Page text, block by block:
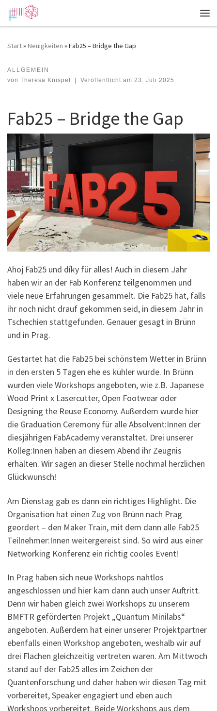
Zum Inhalt springen
Start»Neuigkeiten »Fab25 – Bridge the Gap
ALLGEMEIN
von Theresa Knispel | Veröffentlicht am 23. Juli 2025
Fab25 – Bridge the Gap
Ahoj Fab25 und díky für alles! Auch in diesem Jahr
haben wir an der Fab Konferenz teilgenommen und
viele neue Erfahrungen gesammelt. Die Fab25 hat, falls
ihr noch nicht drauf gekommen seid, in diesem Jahr in
Tschechien stattgefunden. Genauer gesagt in Brünn
und in Prag.
Gestartet hat die Fab25 bei schönstem Wetter in Brünn
in den ersten 5 Tagen ehe es kühler wurde. In Brünn
wurden viele Workshops angeboten, wie z.B. Japanese
Wood Print x Lasercutter, Open Footwear oder
Designing the Reuse Economy. Außerdem wurde hier
die Graduation Ceremony für alle Absolvent:Innen der
diesjährigen FabAcademy veranstaltet. Drei unserer
Kolleg:Innen haben an diesem Abend ihr Zeugnis
erhalten. Wir sagen an dieser Stelle nochmal herzlichen
Glückwunsch!
Am Dienstag gab es dann ein richtiges Highlight. Die
Organisation hat einen Zug von Brünn nach Prag
geordert – den Maker Train, mit dem dann alle Fab25
Teilnehmer:Innen weitergereist sind. So wird aus einer
Networking Konferenz ein richtig cooles Event!
In Prag haben sich neue Workshops nahtlos
angeschlossen und hier kam dann auch unser Auftritt.
Denn wir haben gleich zwei Workshops zu unserem
BMFTR geförderten Projekt „Quantum Minilabs“
angeboten. Außerdem hat einer unserer Projektpartner
ebenfalls einen Workshop angeboten, weshalb wir auf
drei Flächen gleichzeitig vertreten waren. Am Mittwoch
stand auf der Fab25 alles im Zeichen der
Quantenforschung und daher haben wir diesen Tag mit
vorbereitet, Speaker engagiert und eben auch
Workshops vorbereitet. Beide Workshops aus dem